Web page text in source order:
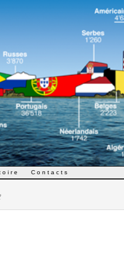
Contacts